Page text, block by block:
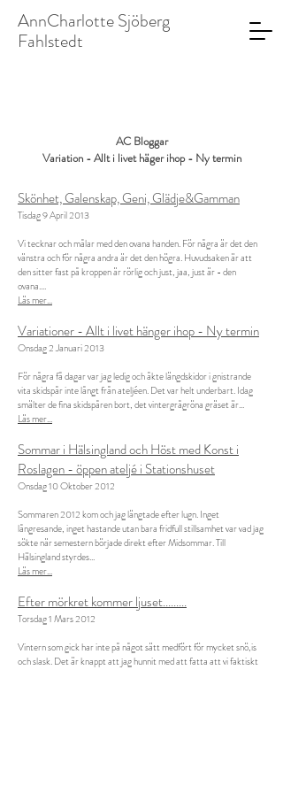
AnnCharlotte Sjöberg
Fahlstedt
AC Bloggar
Variation - Allt i livet häger ihop - Ny termin
Skönhet, Galenskap, Geni, Glädje&Gamman
Tisdag 9 April 2013
Vi tecknar och målar med den ovana handen. För några är det den
vänstra och för några andra är det den högra. Huvudsaken är att
den sitter fast på kroppen är rörlig och just, jaa, just är - den
ovana....
Läs mer...
Variationer - Allt i livet hängerihop - Ny termin
Onsdag 2 Januari 2013
För några få dagar var jag ledig och åkte längdskidor i gnistrande
vita skidspår inte långt från ateljéen. Det var helt underbart. Idag
smälter de fina skidspåren bort, det vintergrågröna gräset är...
Läs mer...
Sommar i Hälsingland och Höst med Konst i
Roslagen - öppen ateljé i Stationshuset
Onsdag 10 Oktober 2012
Sommaren 2012 kom och jag längtade efter lugn. Inget
långresande, inget hastande utan bara fridfull stillsamhet var vad jag
sökte när semestern började direkt efter Midsommar. Till
Hälsingland styrdes...
Läs mer...
Efter mörkret kommer ljuset.........
Torsdag 1 Mars 2012
Vintern som gick har inte på något sätt medfört för mycket snö,is
och slask. Det är knappt att jag hunnit med att fatta att vi faktiskt